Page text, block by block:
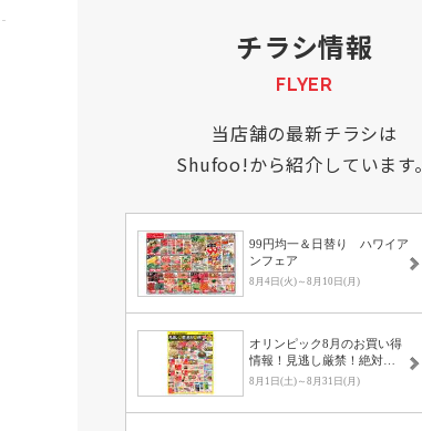
チラシ情報
FLYER
当店舗の最新チラシは
Shufoo!から紹介しています。